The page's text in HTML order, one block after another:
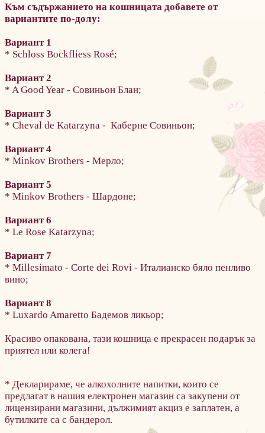
Към съдържанието на кошницата добавете от
вариантите по-долу:
Вариант 1
* Schloss Bockfliess Rosé;
Вариант 2
* A Good Year - Совиньон Блан;
Вариант 3
* Cheval de Katarzyna - Каберне Совиньон;
Вариант 4
* Minkov Brothers - Мерло;
Вариант 5
* Minkov Brothers - Шардоне;
Вариант 6
* Le Rose Katarzyna;
Вариант 7
* Millesimato - Corte dei Rovi - Италианско бяло пенливо
вино;
Вариант 8
* Luxardo Amaretto Бадемов ликьор;
Красиво опакована, тази кошница е прекрасен подарък за
приятел или колега!
* Декларираме, че алкохолните напитки, които се
предлагат в нашия електронен магазин са закупени от
лицензирани магазини, дължимият акциз е заплатен, а
бутилките са с бандерол.